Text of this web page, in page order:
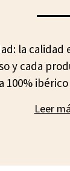
la
y cada
100%
Leer